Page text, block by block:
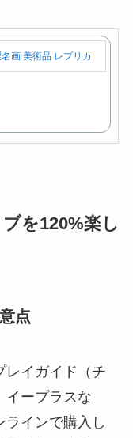
画 美術品 レプリカ
を120%楽し
点
レイガイド（チ
イープラスな
ラインで購入し